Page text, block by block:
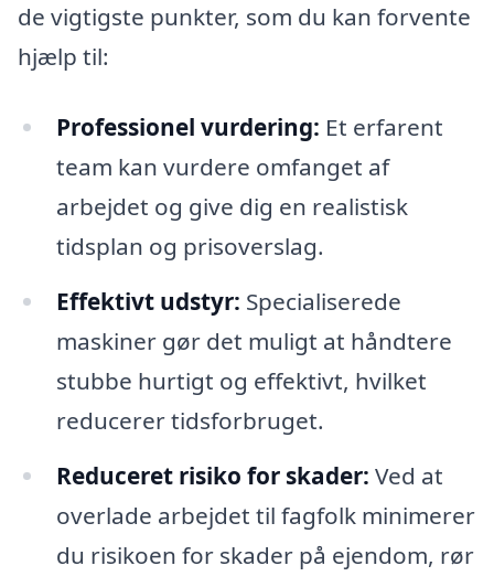
de vigtigste punkter, som du kan forvente
hjælp til:
Professionel vurdering: Et erfarent
team kan vurdere omfanget af
arbejdet og give dig en realistisk
tidsplan og prisoverslag.
Effektivt udstyr: Specialiserede
maskiner gør det muligt at håndtere
stubbe hurtigt og effektivt, hvilket
reducerer tidsforbruget.
Reduceret risiko for skader: Ved at
overlade arbejdet til fagfolk minimerer
du risikoen for skader på ejendom, rør